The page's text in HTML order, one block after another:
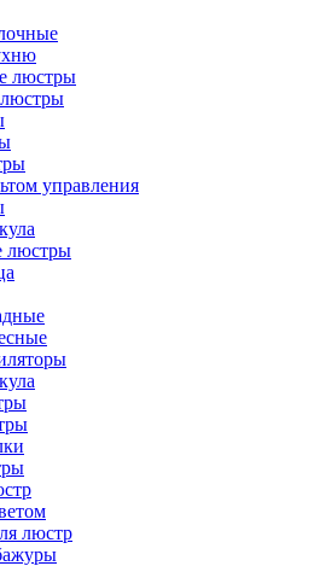
люстры
управления
люстры
люстр